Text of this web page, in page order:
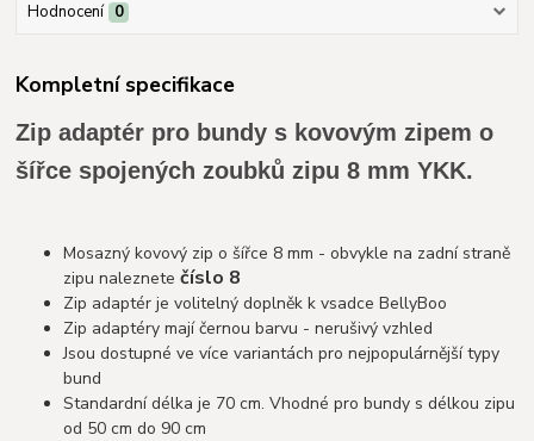
Hodnocení 0
Kompletní specifikace
Zip adaptér pro bundy s kovovým zipem o
šířce spojených zoubků zipu 8 mm YKK.
Mosazný kovový zip o šířce 8 mm - obvykle na zadní straně
zipu naleznetečíslo 8
Zip adaptér je volitelný doplněk k vsadce BellyBoo
Zip adaptéry mají černou barvu - nerušivý vzhled
Jsou dostupné ve více variantách pro nejpopulárnější typy
bund
Standardní délka je 70 cm. Vhodné pro bundy s délkou zipu
od 50 cm do 90 cm